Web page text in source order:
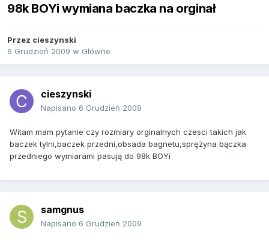
98k BOYi wymiana baczka na orginał
Przez cieszynski
6 Grudzień 2009 w Główne
cieszynski
Napisano 6 Grudzień 2009
Witam mam pytanie czy rozmiary orginalnych czesci takich jak
baczek tylni,baczek przedni,obsada bagnetu,sprężyna bączka
przedniego wymiarami pasują do 98k BOYi
samgnus
Napisano 6 Grudzień 2009